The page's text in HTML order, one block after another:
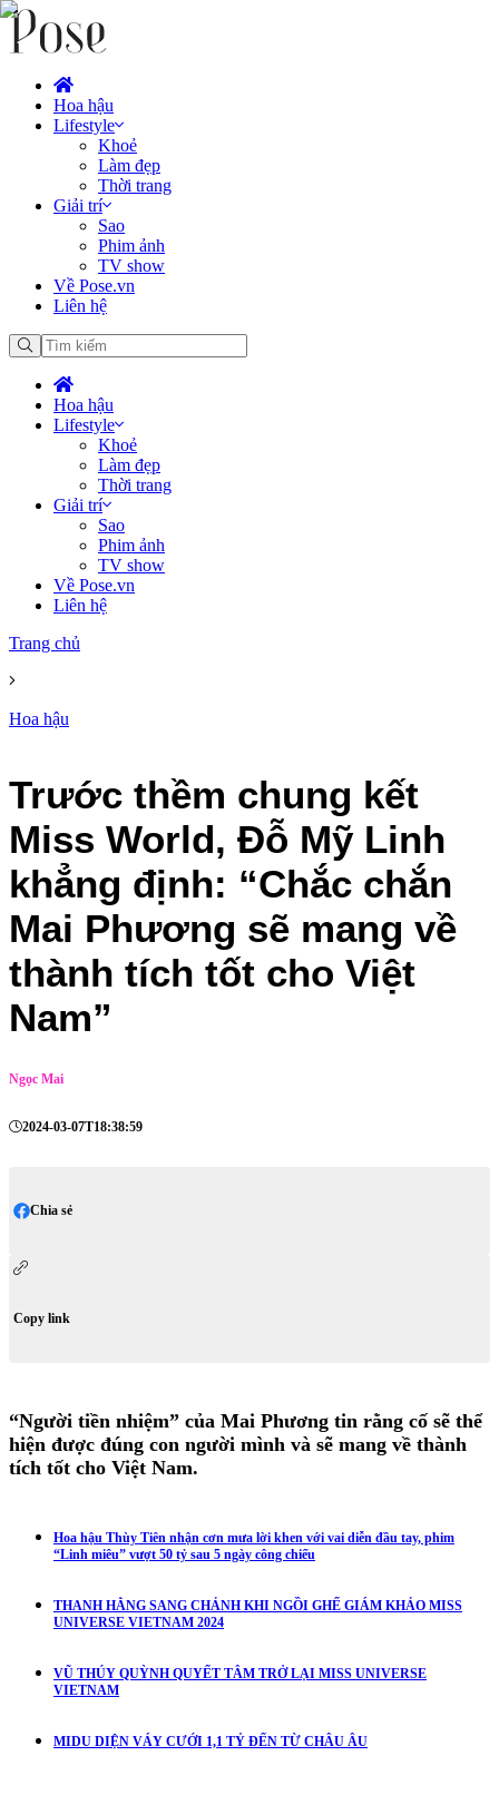
Hoa hậu
Lifestyle
Khoẻ
Làm đẹp
Thời trang
Giải trí
Sao
Phim ảnh
TV show
Về Pose.vn
Liên hệ
Hoa hậu
Lifestyle
Khoẻ
Làm đẹp
Thời trang
Giải trí
Sao
Phim ảnh
TV show
Về Pose.vn
Liên hệ
Trang chủ
Hoa hậu
Trước thềm chung kết
Miss World, Đỗ Mỹ Linh
khẳng định: “Chắc chắn
Mai Phương sẽ mang về
thành tích tốt cho Việt
Nam”
Ngọc Mai
2024-03-07T18:38:59
Chia sẻ
Copy link
“Người tiền nhiệm” của Mai Phương tin rằng cố sẽ thể
hiện được đúng con người mình và sẽ mang về thành
tích tốt cho Việt Nam.
Hoa hậu Thùy Tiên nhận cơn mưa lời khen với vai diễn đầu tay, phim
“Linh miêu” vượt 50 tỷ sau 5 ngày công chiếu
THANH HẰNG SANG CHẢNH KHI NGỒI GHẾ GIÁM KHẢO MISS
UNIVERSE VIETNAM 2024
VŨ THÚY QUỲNH QUYẾT TÂM TRỞ LẠI MISS UNIVERSE
VIETNAM
MIDU DIỆN VÁY CƯỚI 1,1 TỶ ĐẾN TỪ CHÂU ÂU